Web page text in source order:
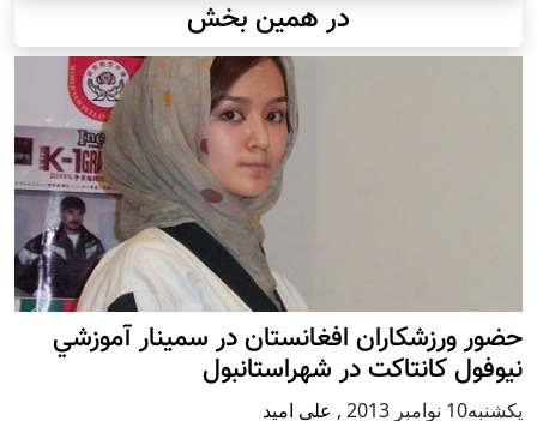
در همین بخش
حضور ورزشکاران افغانستان در سمينار آموزشي
نيوفول كانتاكت در شهراستانبول
يكشنبه10 نوامبر 2013 , علی امید